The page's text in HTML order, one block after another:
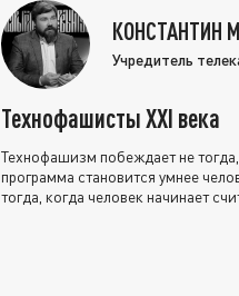
КОНСТАНТИН
Учредитель
Технофашисты XXI века
Технофашизм побеждает не
программа становится умнее
тогда, когда человек начинает